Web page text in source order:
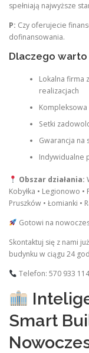
spełniają najwyższe
P: Czy oferujecie
dofinansowania.
Dlaczego
Lokalna firma
realizacjach
Setki
Gwarancja na
Indywidualne
Obszar działania:
Kobyłka • Legionowo •
Pruszków • Łomianki •
Gotowi na
Skontaktuj się z nami
budynku w ciągu 24
Telefon: 570 933
Smart